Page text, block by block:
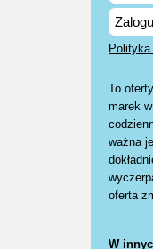
To
marek
ważna
oferta
W